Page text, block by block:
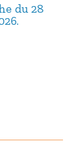
du 28